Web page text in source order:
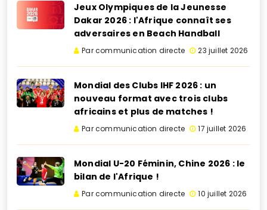
Jeux Olympiques de la Jeunesse
Dakar 2026 : l'Afrique connaît ses
adversaires en Beach Handball
Par communication directe 23 juillet 2026
Mondial des Clubs IHF 2026 : un
nouveau format avec trois clubs
africains et plus de matches !
Par communication directe 17 juillet 2026
Mondial U-20 Féminin, Chine 2026 : le
bilan de l'Afrique !
Par communication directe 10 juillet 2026